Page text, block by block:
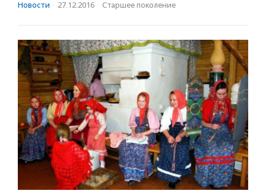
Новости · 27.12.2016 · Старшее поколение